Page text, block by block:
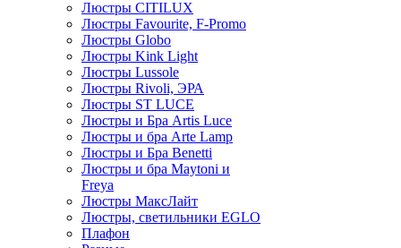
Люстры CITILUX
Люстры Favourite, F-Promo
Люстры Globo
Люстры Kink Light
Люстры Lussole
Люстры Rivoli, ЭРА
Люстры ST LUCE
Люстры и Бра Artis Luce
Люстры и бра Arte Lamp
Люстры и Бра Benetti
Люстры и бра Maytoni и
Freya
Люстры МаксЛайт
Люстры, светильники EGLO
Плафон